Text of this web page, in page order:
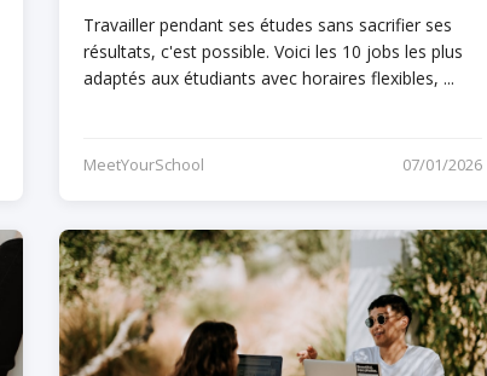
Travailler pendant ses études sans sacrifier ses
résultats, c'est possible. Voici les 10 jobs les plus
adaptés aux étudiants avec horaires flexibles, ...
MeetYourSchool 07/01/2026